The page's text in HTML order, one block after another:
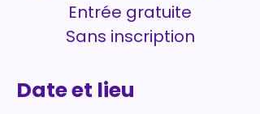
Entrée gratuite
Sans inscription
Date et lieu